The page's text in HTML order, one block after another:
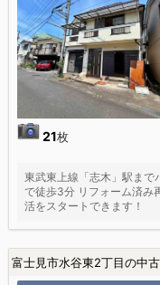
21枚
東武東上線「志木」駅まで
で徒歩3分 リフォーム済み
活をスタートできます！
富士見市水谷東2丁目の中